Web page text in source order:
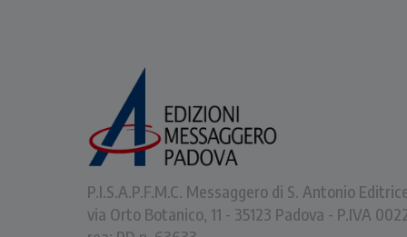
P.I.S.A.P.F.M.C. Messaggero di S. Antonio
via Orto Botanico, 11 - 35123 Padova - P.IVA